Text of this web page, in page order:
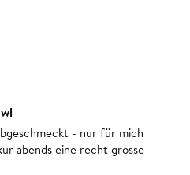
- nur für mich
abends eine recht grosse